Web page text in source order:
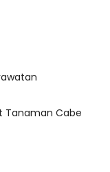
Tanaman Cabe